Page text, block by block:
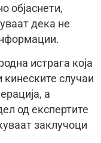
објаснети,
дека не
истрага која
случаи
а
од експертите
заклучоци